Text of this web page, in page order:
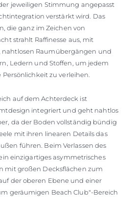
jeweiligen Stimmung angepasst
verstärkt wird. Das
die ganz im Zeichen von
strahlt Raffinesse aus, mit
Raumübergängen und
Ledern und Stoffen, um jedem
zu verleihen.
auf dem Achterdeck ist
integriert und geht nahtlos
da der Boden vollständig bündig
mit ihren linearen Details das
führen. Beim Verlassen des
einzigartiges asymmetrisches
mit großen Decksflächen zum
der oberen Ebene und einer
geräumigen Beach Club"-Bereich